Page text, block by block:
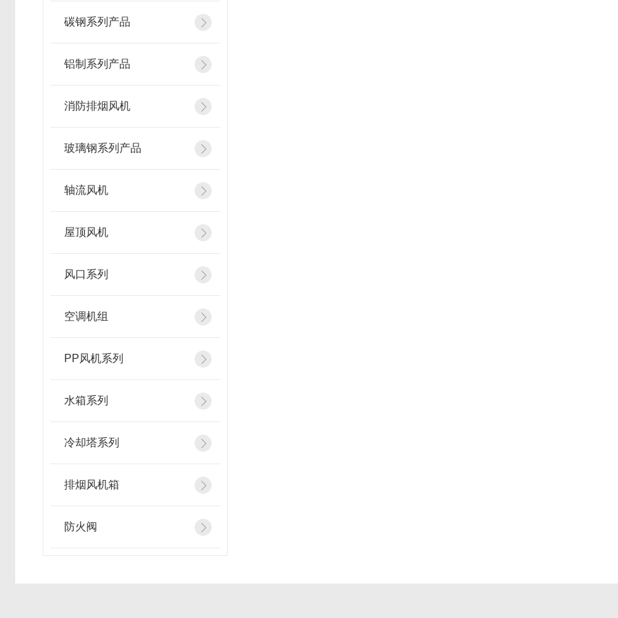
碳钢系列产品
铝制系列产品
消防排烟风机
玻璃钢系列产品
轴流风机
屋顶风机
风口系列
空调机组
PP风机系列
水箱系列
冷却塔系列
排烟风机箱
防火阀